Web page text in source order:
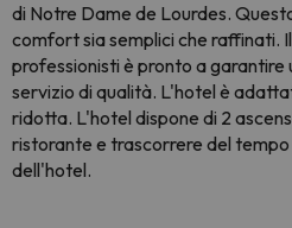
di Notre Dame de Lourdes.
comfort sia semplici che raffinati.
professionisti è pronto a garantire
servizio di qualità. L'hotel è
ridotta. L'hotel dispone di 2
ristorante e trascorrere del tempo
dell'hotel.